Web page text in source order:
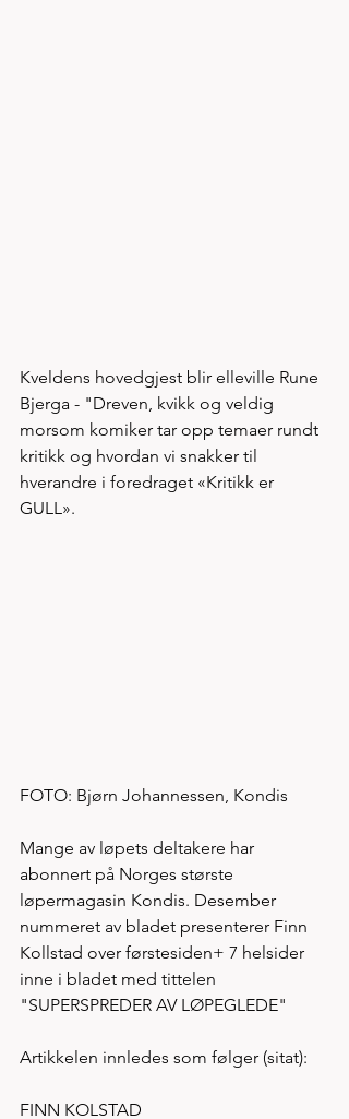
Kveldens hovedgjest blir elleville Rune
Bjerga - "Dreven, kvikk og veldig
morsom komiker tar opp temaer rundt
kritikk og hvordan vi snakker til
hverandre i foredraget «Kritikk er
GULL».
FOTO: Bjørn Johannessen, Kondis
Mange av løpets deltakere har
abonnert på Norges største
løpermagasin Kondis. Desember
nummeret av bladet presenterer Finn
Kollstad over førstesiden+ 7 helsider
inne i bladet med tittelen
"SUPERSPREDER AV LØPEGLEDE"
Artikkelen innledes som følger (sitat):
FINN KOLSTAD